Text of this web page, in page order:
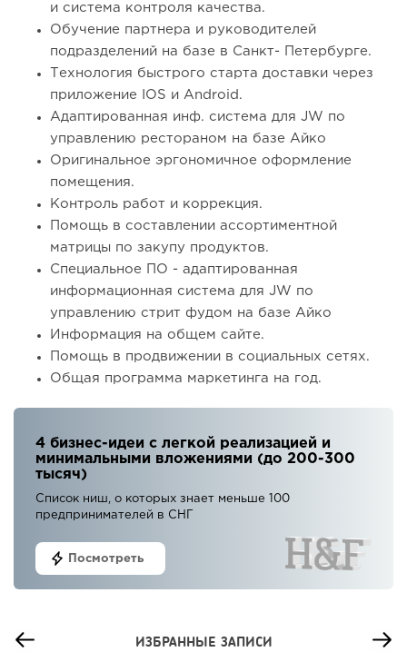
и система контроля качества.
Обучение партнера и руководителей
подразделений на базе в Санкт- Петербурге.
Технология быстрого старта доставки через
приложение IOS и Android.
Адаптированная инф. система для JW по
управлению рестораном на базе Айко
Оригинальное эргономичное оформление
помещения.
Контроль работ и коррекция.
Помощь в составлении ассортиментной
матрицы по закупу продуктов.
Специальное ПО - адаптированная
информационная система для JW по
управлению стрит фудом на базе Айко
Информация на общем сайте.
Помощь в продвижении в социальных сетях.
Общая программа маркетинга на год.
4 бизнес-идеи с легкой реализацией и
минимальными вложениями (до 200-300
тысяч)
Список ниш, о которых знает меньше 100
предпринимателей в СНГ
Посмотреть
ИЗБРАННЫЕ ЗАПИСИ